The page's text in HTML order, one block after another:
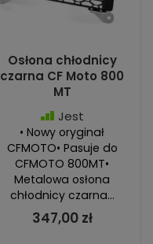
Osłona chłodnicy
czarna CF Moto 800
MT
Jest
• Nowy oryginał
CFMOTO• Pasuje do
CFMOTO 800MT•
Metalowa osłona
chłodnicy czarna...
347,00 zł